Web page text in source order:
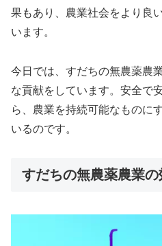
果もあり、農業社会をより良
います。
今日では、すだちの無農薬農
な貢献をしています。安全で
ら、農業を持続可能なものに
いるのです。
すだちの無農薬農業の